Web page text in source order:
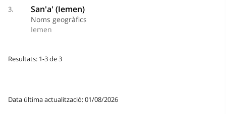
3. San'a' (Iemen)
Noms geogràfics
Iemen
Resultats: 1-3 de 3
Data última actualització: 01/08/2026